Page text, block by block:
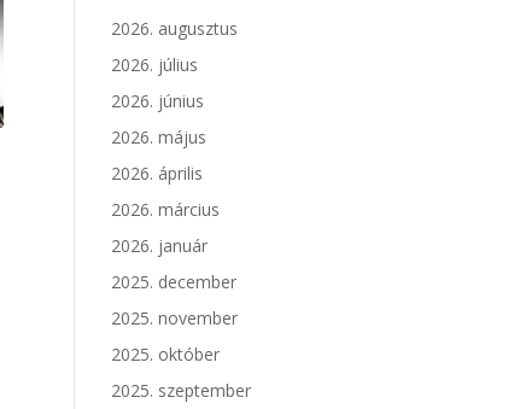
2026. augusztus
2026. július
2026. június
2026. május
2026. április
2026. március
2026. január
2025. december
2025. november
2025. október
2025. szeptember